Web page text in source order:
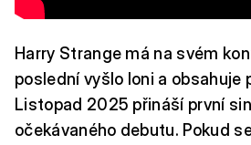
Harry Strange má na svém
poslední vyšlo loni a obsahuje
Listopad 2025 přináší první
očekávaného debutu. Pokud